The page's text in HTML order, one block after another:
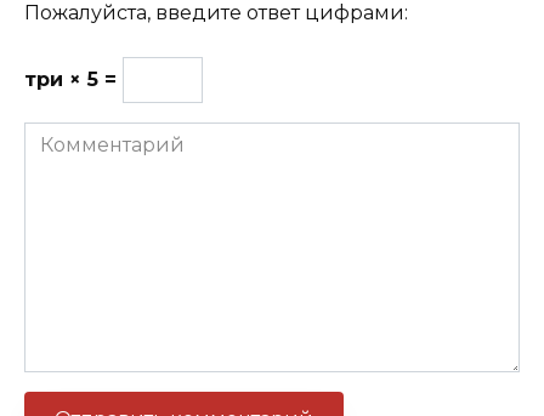
Пожалуйста, введите ответ цифрами:
три × 5 =
Комментарий